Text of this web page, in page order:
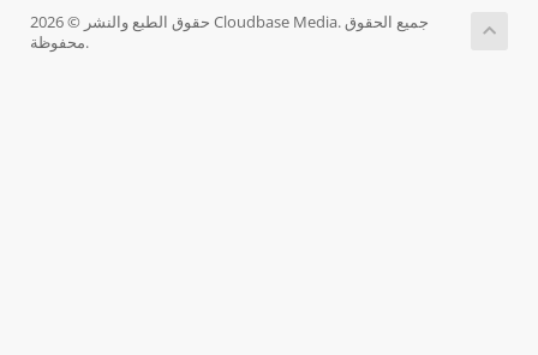
حقوق الطبع والنشر © 2026 Cloudbase Media. جميع الحقوق
محفوظة.